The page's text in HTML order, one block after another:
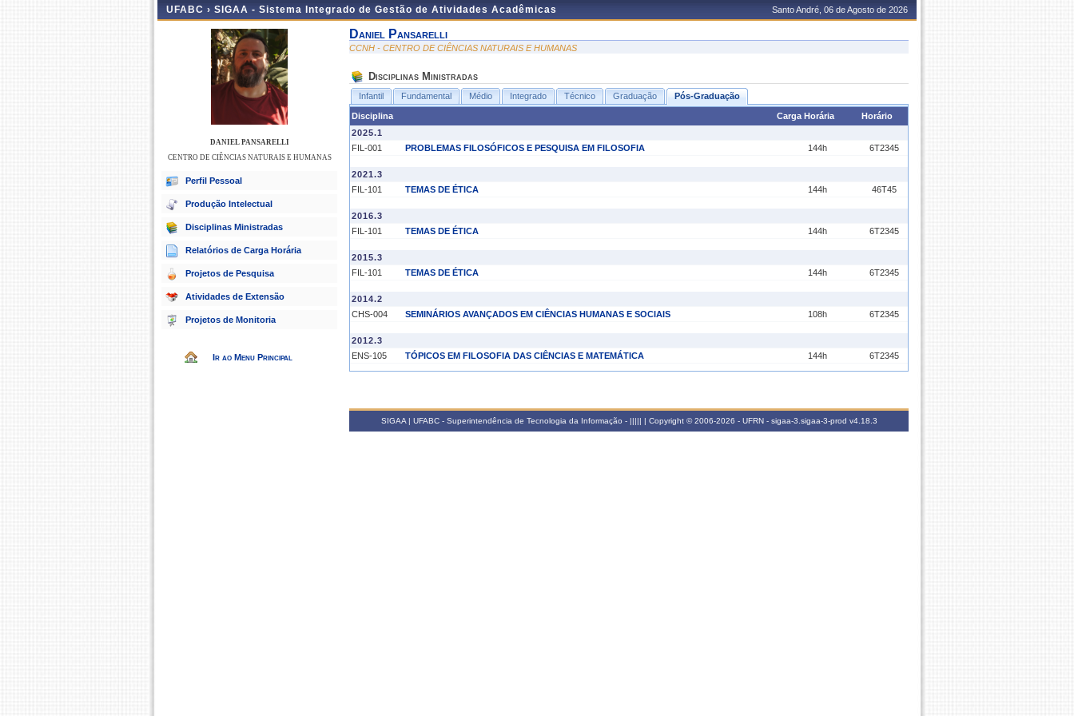
UFABC › SIGAA - Sistema Integrado de Gestão de Atividades Acadêmicas Santo André, 06 de Agosto de 2026
DANIEL PANSARELLI
CENTRO DE CIÊNCIAS NATURAIS E HUMANAS
Perfil Pessoal
Produção Intelectual
Disciplinas Ministradas
Relatórios de Carga Horária
Projetos de Pesquisa
Atividades de Extensão
Projetos de Monitoria
Ir ao Menu Principal
Daniel Pansarelli
CCNH - CENTRO DE CIÊNCIAS NATURAIS E HUMANAS
Disciplinas Ministradas
Infantil Fundamental Médio Integrado Técnico Graduação Pós-Graduação
Disciplina Carga Horária
Horário
2025.1
FIL-001
PROBLEMAS FILOSÓFICOS E PESQUISA EM FILOSOFIA 144h 6T2345
2021.3
FIL-101
TEMAS DE ÉTICA 144h 46T45
2016.3
FIL-101
TEMAS DE ÉTICA 144h 6T2345
2015.3
FIL-101
TEMAS DE ÉTICA 144h 6T2345
2014.2
CHS-004
SEMINÁRIOS AVANÇADOS EM CIÊNCIAS HUMANAS E SOCIAIS 108h 6T2345
2012.3
ENS-105
TÓPICOS EM FILOSOFIA DAS CIÊNCIAS E MATEMÁTICA 144h 6T2345
SIGAA | UFABC - Superintendência de Tecnologia da Informação - ||||| | Copyright © 2006-2026 - UFRN - sigaa-3.sigaa-3-prod v4.18.3